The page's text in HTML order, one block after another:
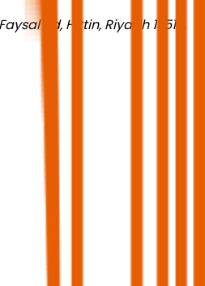
Rd, Hittin, Riyadh 13518,